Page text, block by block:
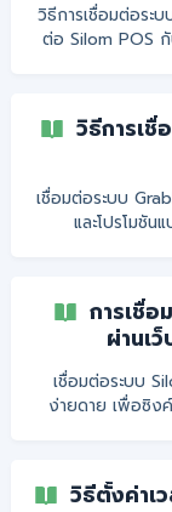
วิธีการเชื่อมต่อระ
ต่อ Silom POS กั
วิธีการเ
เชื่อมต่อระบบ
และโปรโมชัน
การเชื่
ผ่านเ
เชื่อมต่อระบบ
ง่ายดาย เพื่อซิง
วิธีตั้งค่าเ